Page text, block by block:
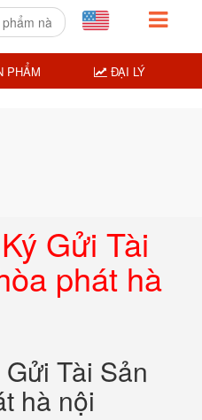
Gửi Tài
phát hà
Tài Sản
hà nội
PHẨM ĐẠI LÝ